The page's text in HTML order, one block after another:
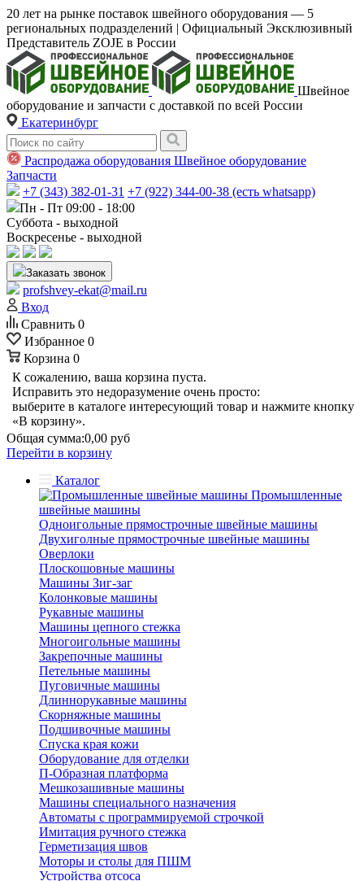
20 лет на рынке поставок швейного оборудования — 5
региональных подразделений | Официальный Эксклюзивный
Представитель ZOJE в России
Швейное
оборудование и запчасти с доставкой по всей России
Екатеринбург
Распродажа оборудования Швейное оборудование
Запчасти
+7 (343) 382-01-31 +7 (922) 344-00-38 (есть whatsapp)
Пн - Пт 09:00 - 18:00
Суббота - выходной
Воскресенье - выходной
Заказать звонок
profshvey-ekat@mail.ru
Вход
Сравнить 0
Избранное 0
Корзина 0
К сожалению, ваша корзина пуста.
Исправить это недоразумение очень просто:
выберите в каталоге интересующий товар и нажмите кнопку
«В корзину».
Общая сумма:0,00 руб
Перейти в корзину
Каталог
Промышленные
швейные машины
Одноигольные прямострочные швейные машины
Двухиголные прямострочные швейные машины
Оверлоки
Плоскошовные машины
Машины Зиг-заг
Колонковые машины
Рукавные машины
Машины цепного стежка
Многоигольные машины
Закрепочные машины
Петельные машины
Пуговичные машины
Длиннорукавные машины
Скорняжные машины
Подшивочные машины
Спуска края кожи
Оборудование для отделки
П-Образная платформа
Мешкозашивные машины
Машины специального назначения
Автоматы с программируемой строчкой
Имитация ручного стежка
Герметизация швов
Моторы и столы для ПШМ
Устройства отсоса